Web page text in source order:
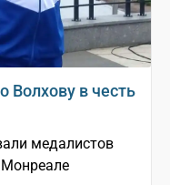
Волхову в честь
медалистов